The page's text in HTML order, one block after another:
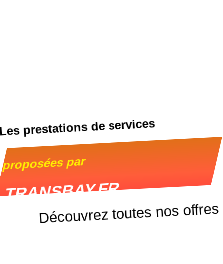
prestations de services
proposées par
Découvrez toutes nos offres